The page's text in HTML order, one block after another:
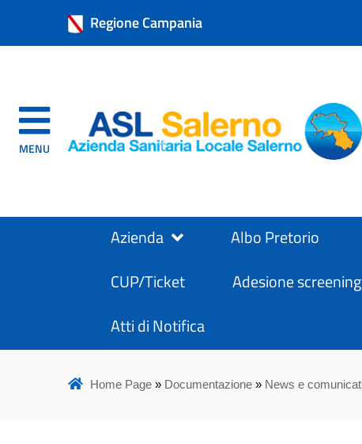
Regione Campania
MENU
Azienda Albo Pretorio
CUP/Ticket
Adesione screening
Atti di Notifica
Home Page» Documentazione» News e